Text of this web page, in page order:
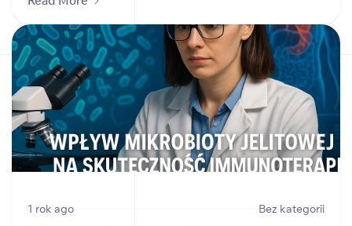
1 rok ago Bez kategorii